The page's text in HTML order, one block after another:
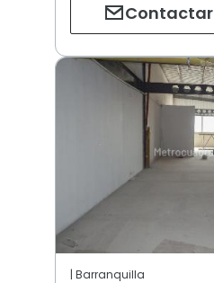
Contactar
| Barranquilla